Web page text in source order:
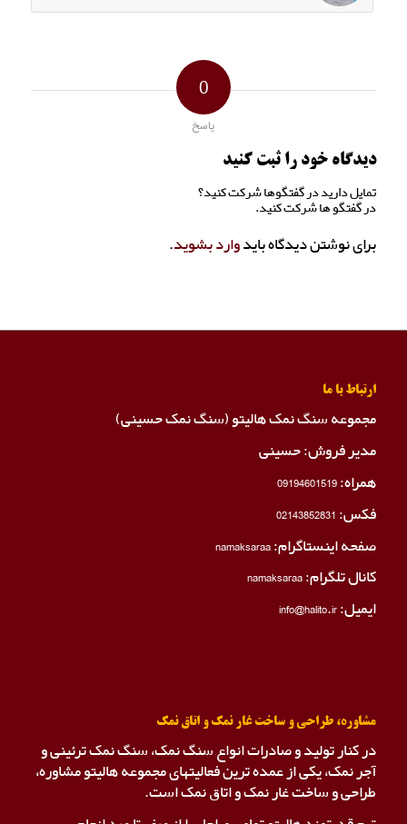
0
پاسخ
دیدگاه خود را ثبت کنید
تمایل دارید در گفتگوها شرکت کنید؟
در گفتگو ها شرکت کنید.
برای نوشتن دیدگاه بایدوارد بشوید.
ارتباط با ما
مجموعه سنگ نمک هالیتو (سنگ نمک حسینی)
مدیر فروش: حسینی
همراه:09194601519
فکس:02143852831
صفحه اینستاگرام:namaksaraa
کانال تلگرام:namaksaraa
ایمیل: info@halito.ir
مشاوره، طراحی و ساخت غار نمک و اتاق نمک
در کنار تولید و صادرات انواع سنگ نمک، سنگ نمک ترئینی و
آجر نمک، یکی از عمده ترین فعالیتهای مجموعه هالیتو مشاوره،
طراحی و ساخت غار نمک و اتاق نمک است.